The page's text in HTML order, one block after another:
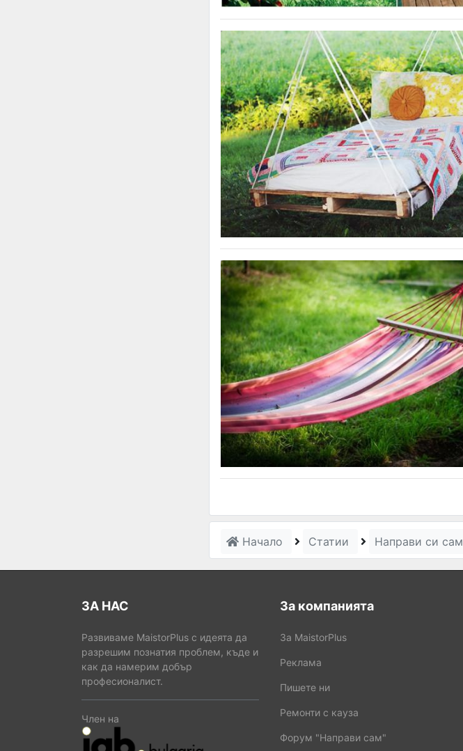
Начало Статии Направи си сам
ЗА НАС
Развиваме MaistorPlus с идеята да
разрешим познатия проблем, къде и
как да намерим добър
професионалист.
Член на
За компанията
За MaistorPlus
Реклама
Пишете ни
Ремонти с кауза
Форум "Направи сам"